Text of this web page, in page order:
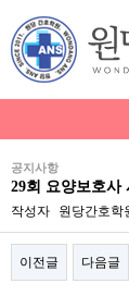
공지사항
29회 요양보호사
작성자 원당간호학
이전글 다음글